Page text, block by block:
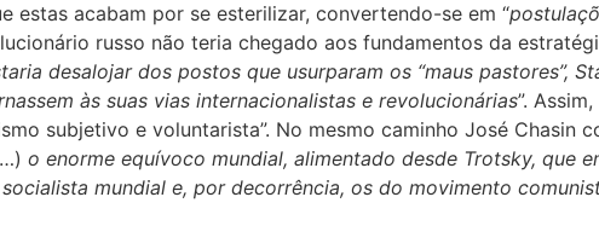
estas acabam por se esterilizar, convertendo-se em “
russo não teria chegado aos fundamentos da
desalojar dos postos que usurparam os “maus pastores”,
às suas vias internacionalistas e revolucionárias”.
subjetivo e voluntarista”. No mesmo caminho José Chasin
o enorme equívoco mundial, alimentado desde Trotsky, que
mundial e, por decorrência, os do movimento